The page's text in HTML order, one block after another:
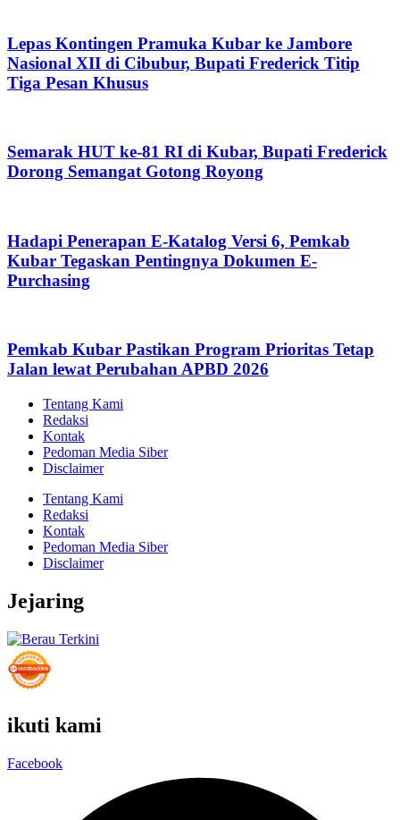
Lepas Kontingen Pramuka Kubar ke Jambore
Nasional XII di Cibubur, Bupati Frederick Titip
Tiga Pesan Khusus
Semarak HUT ke-81 RI di Kubar, Bupati Frederick
Dorong Semangat Gotong Royong
Hadapi Penerapan E-Katalog Versi 6, Pemkab
Kubar Tegaskan Pentingnya Dokumen E-
Purchasing
Pemkab Kubar Pastikan Program Prioritas Tetap
Jalan lewat Perubahan APBD 2026
Tentang Kami
Redaksi
Kontak
Pedoman Media Siber
Disclaimer
Tentang Kami
Redaksi
Kontak
Pedoman Media Siber
Disclaimer
Jejaring
ikuti kami
Facebook